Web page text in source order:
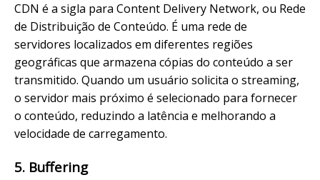
CDN é a sigla para Content Delivery Network, ou Rede
de Distribuição de Conteúdo. É uma rede de
servidores localizados em diferentes regiões
geográficas que armazena cópias do conteúdo a ser
transmitido. Quando um usuário solicita o streaming,
o servidor mais próximo é selecionado para fornecer
o conteúdo, reduzindo a latência e melhorando a
velocidade de carregamento.
5. Buffering